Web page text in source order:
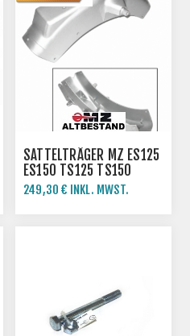
SATTELTRÄGER MZ ES125
ES150 TS125 TS150
249,30 € INKL. MWST.